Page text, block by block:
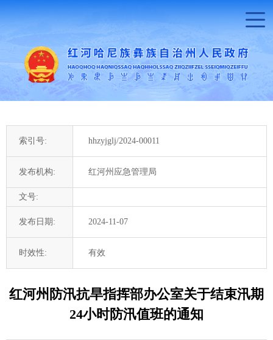
索引号: hhzyjglj/2024-00011
发布机构: 红河州应急管理局
文号:
发布日期: 2024-11-07
时效性: 有效
红河州防汛抗旱指挥部办公室关于结束汛期
24小时防汛值班的通知